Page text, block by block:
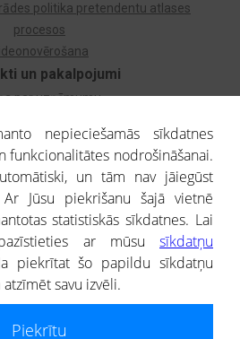
un pakalpojumi
par uzņēmumu
Dzimtas koks
atlase
Monitorings
ārvalstu uzņēmumiem
politika pretendentu atlases
procesos
nepieciešamās sīkdatnes
funkcionalitātes nodrošināšanai.
un tām nav jāiegūst
Jūsu piekrišanu šajā vietnē
statistiskās sīkdatnes. Lai
ar mūsu sīkdatņu
piekrītat šo papildu sīkdatņu
savu izvēli.
Piekrītu